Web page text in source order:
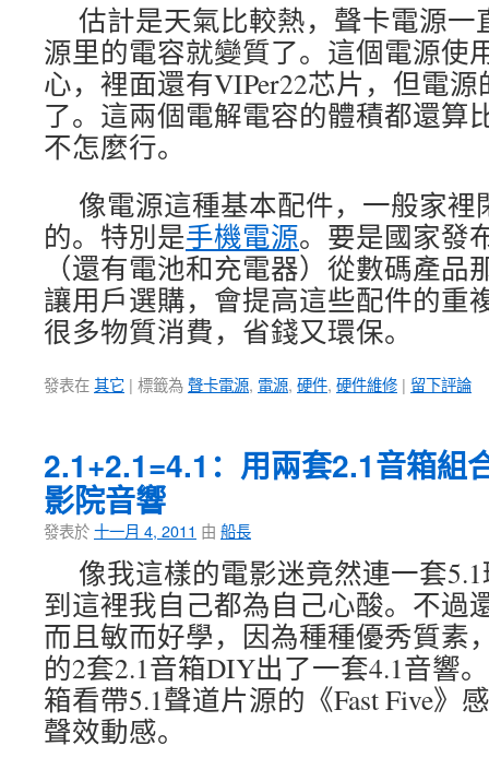
估計是天氣比較熱，聲卡電源一
源里的電容就變質了。這個電源使
心，裡面還有VIPer22芯片，但電
了。這兩個電解電容的體積都還算
不怎麼行。
像電源這種基本配件，一般家裡
的。特別是手機電源。要是國家發
（還有電池和充電器）從數碼產品
讓用戶選購，會提高這些配件的重
很多物質消費，省錢又環保。
發表在其它 | 標籤為聲卡電源, 電源, 硬件, 硬件維修 | 留下評論
2.1+2.1=4.1：用兩套2.1音箱組
影院音響
發表於十一月 4, 2011 由 船長
像我這樣的電影迷竟然連一套
到這裡我自己都為自己心酸。不過
而且敏而好學，因為種種優秀質素
的2套2.1音箱DIY出了一套4.1音響
箱看帶5.1聲道片源的《Fast Five》
聲效動感。